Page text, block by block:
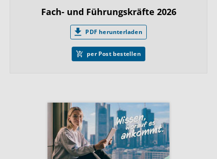
Fach- und Führungskräfte 2026
PDF herunterladen
per Post bestellen